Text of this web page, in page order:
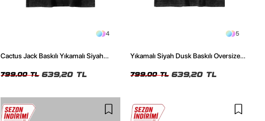
4
Cactus Jack Baskılı Yıkamalı Siyah
799,00 TL 639,20 TL
5
Yıkamalı Siyah Dusk Baskılı Oversize
799,00 TL 639,20 TL